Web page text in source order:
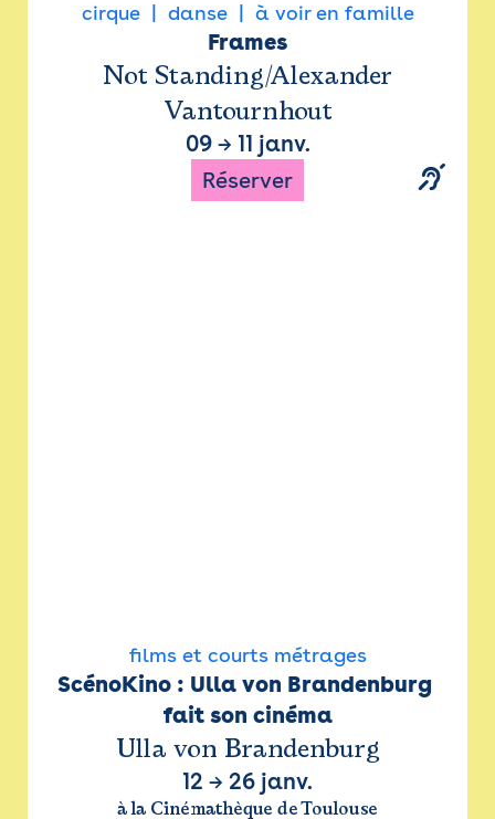
cirque danse à voir en famille
Frames
Not Standing/Alexander
Vantournhout
09→ 11 janv.
Réserver
films et courts métrages
ScénoKino : Ulla von Brandenburg
fait son cinéma
Ulla von Brandenburg
12 → 26 janv.
à la Cinémathèque de Toulouse